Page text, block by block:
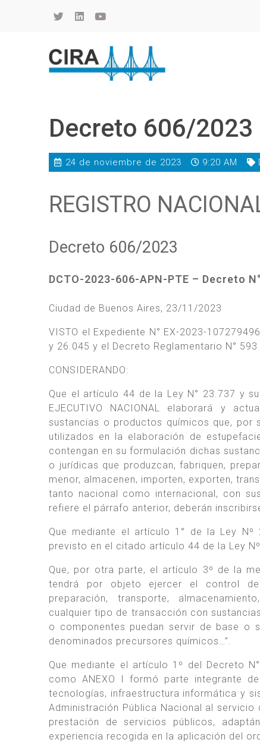
Decreto 606/2023
24 de noviembre de 2023 9:20 AM
REGISTRO
Decreto 606/2023
DCTO-2023-606-APN-PTE – Decreto
Ciudad de Buenos Aires, 23/11/2023
VISTO el Expediente N° EX-2023-
y 26.045 y el Decreto Reglamentario N°
CONSIDERANDO:
Que el artículo 44 de la Ley N° 23.737 y
EJECUTIVO NACIONAL elaborará y
sustancias o productos químicos que,
utilizados en la elaboración de
contengan en su formulación dichas
o jurídicas que produzcan, fabriquen,
menor, almacenen, importen, exporten,
tanto nacional como internacional, con
refiere el párrafo anterior, deberán
Que mediante el artículo 1° de la Ley
previsto en el citado artículo 44 de la Ley
Que, por otra parte, el artículo 3º de la
tendrá por objeto ejercer el control de
preparación, transporte,
cualquier tipo de transacción con
o componentes puedan servir de base o
denominados precursores químicos…”.
Que mediante el artículo 1º del Decreto
como ANEXO I formó parte integrante
tecnologías, infraestructura informática y
Administración Pública Nacional al
prestación de servicios públicos,
experiencia recogida en la aplicación del